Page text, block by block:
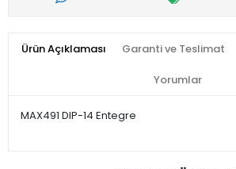
Ürün Açıklaması Garanti ve Teslimat
Yorumlar
MAX491 DIP-14 Entegre